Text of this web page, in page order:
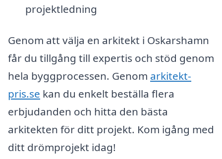
projektledning
Genom att välja en arkitekt i Oskarshamn
får du tillgång till expertis och stöd genom
hela byggprocessen. Genom arkitekt-
pris.se kan du enkelt beställa flera
erbjudanden och hitta den bästa
arkitekten för ditt projekt. Kom igång med
ditt drömprojekt idag!